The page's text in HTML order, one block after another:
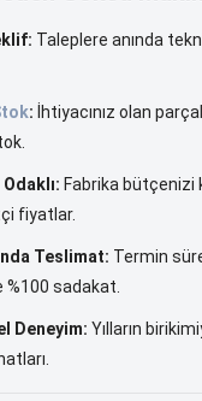
Taleplere anında
: İhtiyacınız olan
Fabrika bütçenizi
fiyatlar.
Teslimat: Termin
%100 sadakat.
Deneyim: Yılların